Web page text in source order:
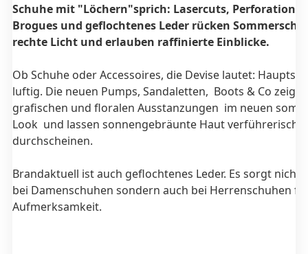
Schuhe mit "Löchern"sprich: Lasercuts,
Brogues und geflochtenes Leder rücken
rechte Licht und erlauben raffinierte Einblicke.
Ob Schuhe oder Accessoires, die Devise lautet:
luftig. Die neuen Pumps, Sandaletten, Boots & Co
grafischen und floralen Ausstanzungen im neuen
Look und lassen sonnengebräunte Haut verführerisch
durchscheinen.
Brandaktuell ist auch geflochtenes Leder. Es sorgt nicht
bei Damenschuhen sondern auch bei Herrenschuhen
Aufmerksamkeit.